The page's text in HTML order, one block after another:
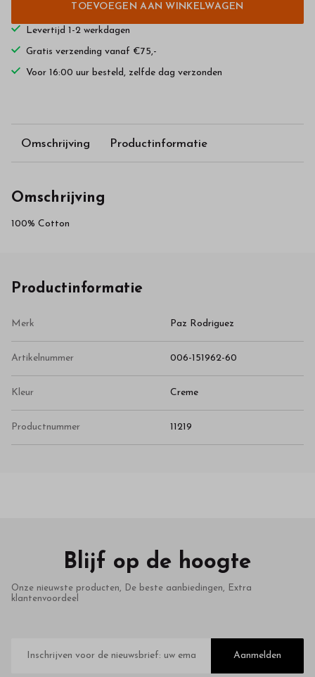
TOEVOEGEN AAN WINKELWAGEN
Levertijd 1-2 werkdagen
Gratis verzending vanaf €75,-
Voor 16:00 uur besteld, zelfde dag verzonden
Omschrijving Productinformatie
Omschrijving
100% Cotton
Productinformatie
Merk Paz Rodriguez
Artikelnummer 006-151962-60
Kleur Creme
Productnummer 11219
Blijf op de hoogte
Onze nieuwste producten, De beste aanbiedingen, Extra
klantenvoordeel
mailadres
Aanmelden